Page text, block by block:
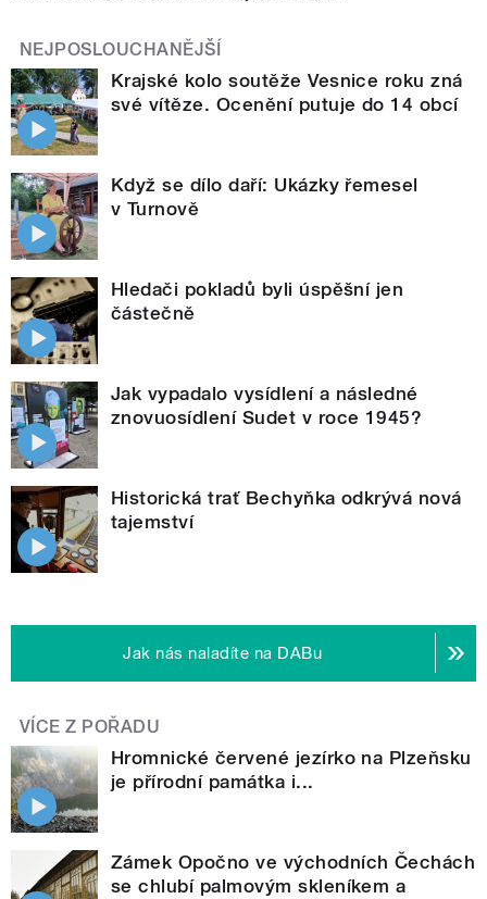
NEJPOSLOUCHANĚJŠÍ
Krajské kolo soutěže Vesnice roku zná
své vítěze. Ocenění putuje do 14 obcí
Když se dílo daří: Ukázky řemesel
v Turnově
Hledači pokladů byli úspěšní jen
částečně
Jak vypadalo vysídlení a následné
znovuosídlení Sudet v roce 1945?
Historická trať Bechyňka odkrývá nová
tajemství
Jak nás naladíte na DABu
VÍCE Z POŘADU
Hromnické červené jezírko na Plzeňsku
je přírodní památka i...
Zámek Opočno ve východních Čechách
se chlubí palmovým skleníkem a